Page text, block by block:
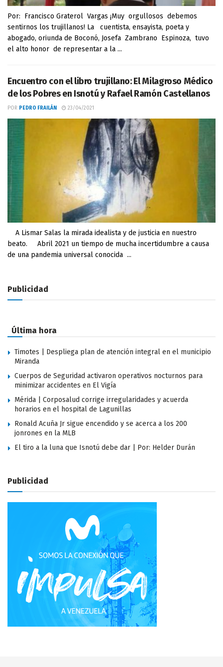
Por: Francisco Graterol Vargas ¡Muy orgullosos debemos
sentirnos los trujillanos! La cuentista, ensayista, poeta y
abogado, oriunda de Boconó, Josefa Zambrano Espinoza, tuvo
el alto honor de representar a la ...
Encuentro con el libro trujillano: El Milagroso Médico
de los Pobres en Isnotú y Rafael Ramón Castellanos
POR PEDRO FRAILÁN 23/04/2021
A Lismar Salas la mirada idealista y de justicia en nuestro
beato. Abril 2021 un tiempo de mucha incertidumbre a causa
de una pandemia universal conocida ...
Publicidad
Última hora
Timotes | Despliega plan de atención integral en el municipio
Miranda
Cuerpos de Seguridad activaron operativos nocturnos para
minimizar accidentes en El Vigía
Mérida | Corposalud corrige irregularidades y acuerda
horarios en el hospital de Lagunillas
Ronald Acuña Jr sigue encendido y se acerca a los 200
jonrones en la MLB
El tiro a la luna que Isnotú debe dar | Por: Helder Durán
Publicidad